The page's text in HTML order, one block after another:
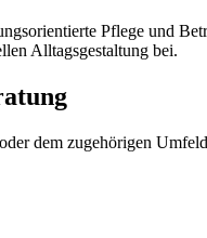
Pflege und
Alltagsgestaltung bei.
dem zugehörigen